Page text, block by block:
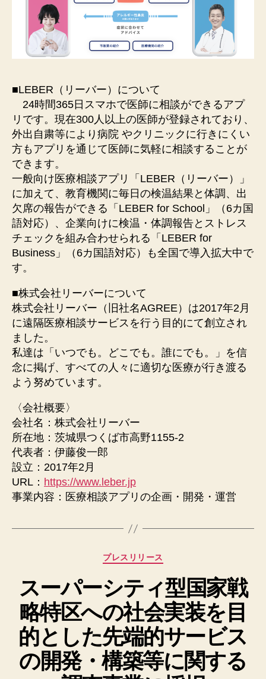
■LEBER（リーバー）について
24時間365⽇スマホで医師に相談ができるアプ
リです。現在300⼈以上の医師が登録されており、
外出⾃粛等により病院 やクリニックに⾏きにくい
⽅もアプリを通じて医師に気軽に相談することが
できます。
⼀般向け医療相談アプリ「LEBER（リーバー）」
に加えて、教育機関に毎⽇の検温結果と体調、出
⽋席の報告ができる「LEBER for School」（6カ国
語対応）、企業向けに検温・体調報告とストレス
チェックを組み合わせられる「LEBER for
Business」（6カ国語対応）も全国で導⼊拡⼤中で
す。
■株式会社リーバーについて
株式会社リーバー（旧社名AGREE）は2017年2月
に遠隔医療相談サービスを行う目的にて創立され
ました。
私達は「いつでも。どこでも。誰にでも。」を信
念に掲げ、すべての人々に適切な医療が行き渡る
よう努めています。
〈会社概要〉
会社名：株式会社リーバー
所在地：茨城県つくば市高野1155-2
代表者：伊藤俊一郎
設立：2017年2月
URL： https://www.leber.jp
事業内容：医療相談アプリの企画・開発・運営
カ
ゴ
リ
ー
プレスリリース
スーパーシティ型国家戦
略特区への社会実装を目
的とした先端的サービス
の開発・構築等に関する